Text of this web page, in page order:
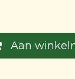
Aan